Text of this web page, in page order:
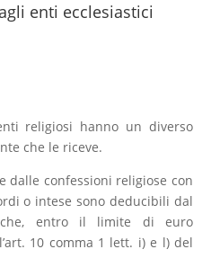
enti ecclesiastici
religiosi hanno un diverso
che le riceve.
dalle confessioni religiose con
o intese sono deducibili dal
entro il limite di euro
10 comma 1 lett. i) e l) del